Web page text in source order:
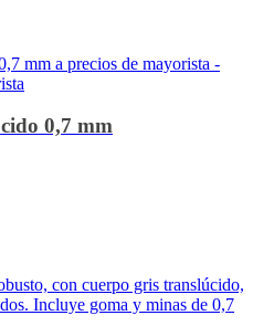
0,7 mm
con cuerpo gris translúcido,
Incluye goma y minas de 0,7